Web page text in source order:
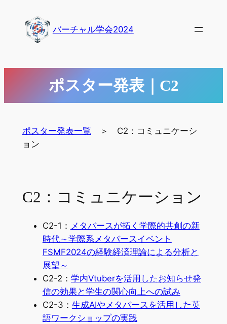
バーチャル学会2024
ポスター発表｜C2
ポスター発表一覧 ＞ C2：コミュニケーシ
ョン
C2：コミュニケーション
C2-1： メタバースが拓く学際的共創の新
時代～学際系メタバースイベント
FSMF2024の経験経済理論による分析と
展望～
C2-2： 学内Vtuberを活用したお知らせ発
信の効果と学生の関心向上への試み
C2-3： 生成AIやメタバースを活用した英
語ワークショップの実践